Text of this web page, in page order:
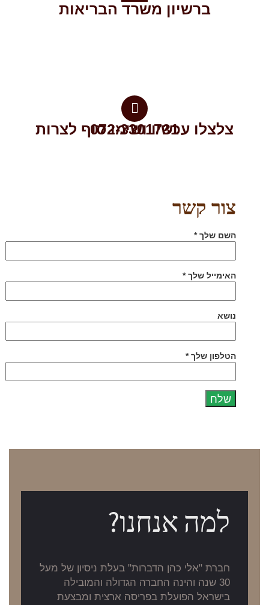
ברשיון משרד הבריאות
צלצלו עכשיו ושימו סוף לצרות
072-3301731​
צור קשר
השם שלך *
האימייל שלך *
הטלפון שלך *
למה אנחנו?
חברת "אלי כהן הדברות" בעלת ניסיון של מעל
30 שנה והינה החברה הגדולה והמובילה
בישראל הפועלת בפריסה ארצית ומבצעת